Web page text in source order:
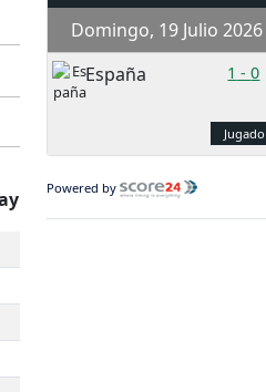
Domingo, 19 Julio 2026
España
1 -0
Jugado
Powered by